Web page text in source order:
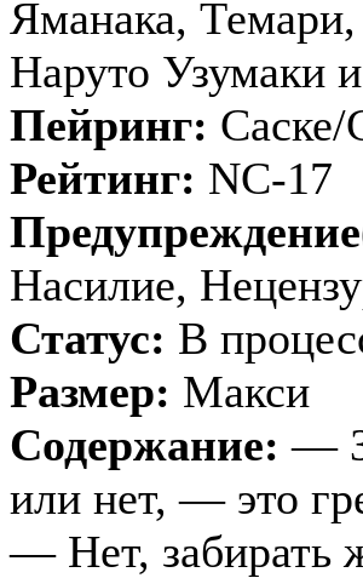
Яманака,
Наруто Узумаки
Пейринг:
Рейтинг: NC-17
Насилие,
Статус: В
Размер: Макси
Содержание: —
или нет, — это
— Нет, забирать